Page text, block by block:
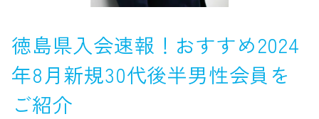
徳島県入会速報！おすすめ2024
年8月新規30代後半男性会員を
ご紹介